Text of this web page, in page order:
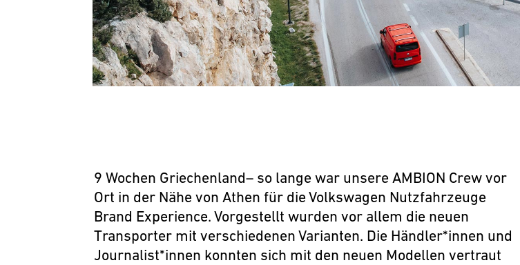
9 Wochen Griechenland– so lange war unsere AMBION Crew vor
Ort in der Nähe von Athen für die Volkswagen Nutzfahrzeuge
Brand Experience. Vorgestellt wurden vor allem die neuen
Transporter mit verschiedenen Varianten. Die Händler*innen und
Journalist*innen konnten sich mit den neuen Modellen vertraut